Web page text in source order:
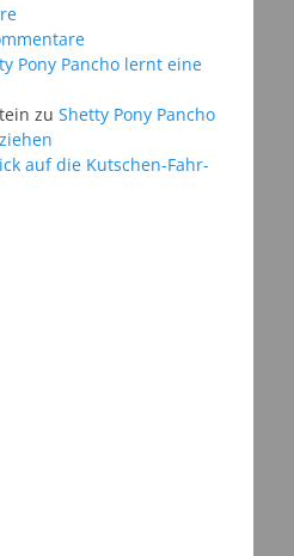
Pony Pancho lernt eine
zu Shetty Pony Pancho
auf die Kutschen-Fahr-